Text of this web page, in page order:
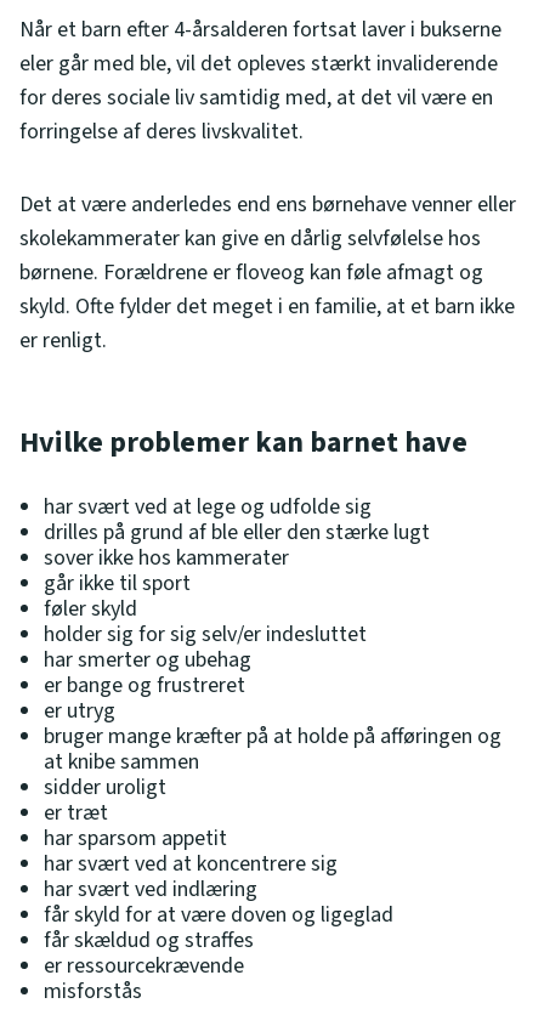
Når et barn efter 4-årsalderen fortsat laver i bukserne
eler går med ble, vil det opleves stærkt invaliderende
for deres sociale liv samtidig med, at det vil være en
forringelse af deres livskvalitet.
Det at være anderledes end ens børnehave venner eller
skolekammerater kan give en dårlig selvfølelse hos
børnene. Forældrene er floveog kan føle afmagt og
skyld. Ofte fylder det meget i en familie, at et barn ikke
er renligt.
Hvilke problemer kan barnet have
har svært ved at lege og udfolde sig
drilles på grund af ble eller den stærke lugt
sover ikke hos kammerater
går ikke til sport
føler skyld
holder sig for sig selv/er indesluttet
har smerter og ubehag
er bange og frustreret
er utryg
bruger mange kræfter på at holde på afføringen og
at knibe sammen
sidder uroligt
er træt
har sparsom appetit
har svært ved at koncentrere sig
har svært ved indlæring
får skyld for at være doven og ligeglad
får skældud og straffes
er ressourcekrævende
misforstås